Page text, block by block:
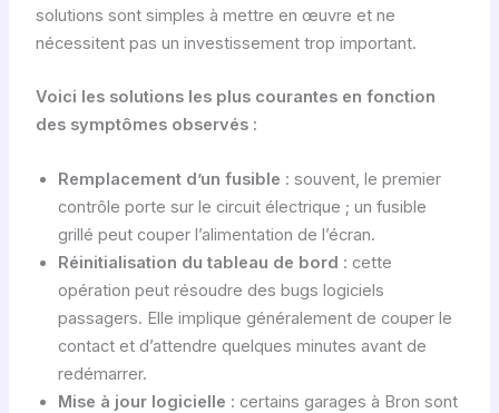
solutions sont simples à mettre en œuvre et ne
nécessitent pas un investissement trop important.
Voici les solutions les plus courantes en fonction
des symptômes observés :
Remplacement d’un fusible : souvent, le premier
contrôle porte sur le circuit électrique ; un fusible
grillé peut couper l’alimentation de l’écran.
Réinitialisation du tableau de bord : cette
opération peut résoudre des bugs logiciels
passagers. Elle implique généralement de couper le
contact et d’attendre quelques minutes avant de
redémarrer.
Mise à jour logicielle : certains garages à Bron sont